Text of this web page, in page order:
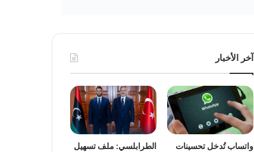
آخر الأخبار
واتساب تُدخل تحسينات
الطرابلسي: ملف تسهيل